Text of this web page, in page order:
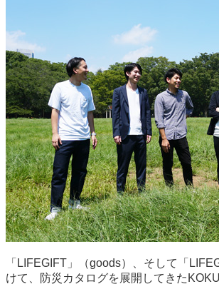
「LIFEGIFT」（goods）、そして「
けて、防災カタログを展開してきた